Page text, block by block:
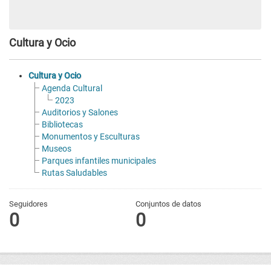
Cultura y Ocio
Cultura y Ocio
Agenda Cultural
2023
Auditorios y Salones
Bibliotecas
Monumentos y Esculturas
Museos
Parques infantiles municipales
Rutas Saludables
Seguidores
0
Conjuntos de datos
0